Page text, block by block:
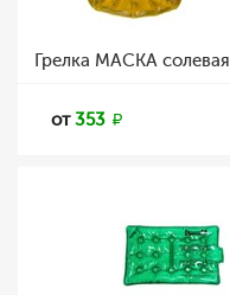
Грелка МАСКА солевая
от353